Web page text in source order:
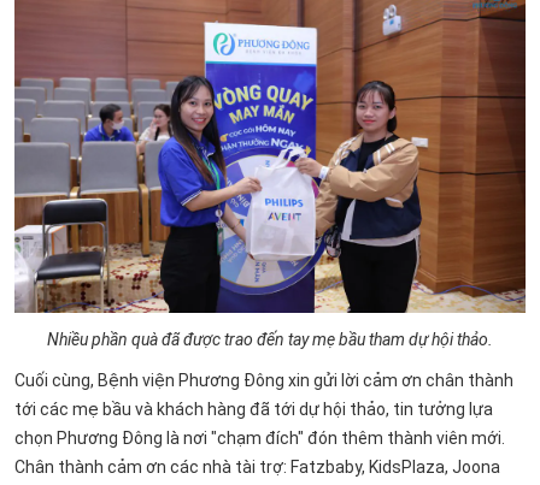
Nhiều phần quà đã được trao đến tay mẹ bầu tham dự hội thảo.
Cuối cùng, Bệnh viện Phương Đông xin gửi lời cảm ơn chân thành
tới các mẹ bầu và khách hàng đã tới dự hội thảo, tin tưởng lựa
chọn Phương Đông là nơi "chạm đích" đón thêm thành viên mới.
Chân thành cảm ơn các nhà tài trợ: Fatzbaby, KidsPlaza, Joona